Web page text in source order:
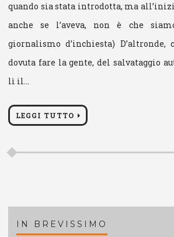
quando sia stata introdotta, ma
anche se l’aveva, non è che
giornalismo d’inchiesta) D’altronde,
dovuta fare la gente, del salvataggio
lì il…
LEGGI TUTTO
IN BREVISSIMO